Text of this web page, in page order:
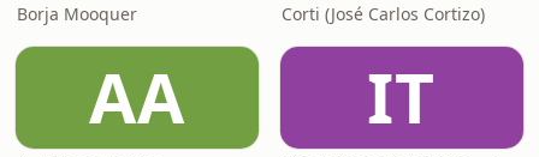
Borja Mooquer Corti (José Carlos Cortizo)
AA IT